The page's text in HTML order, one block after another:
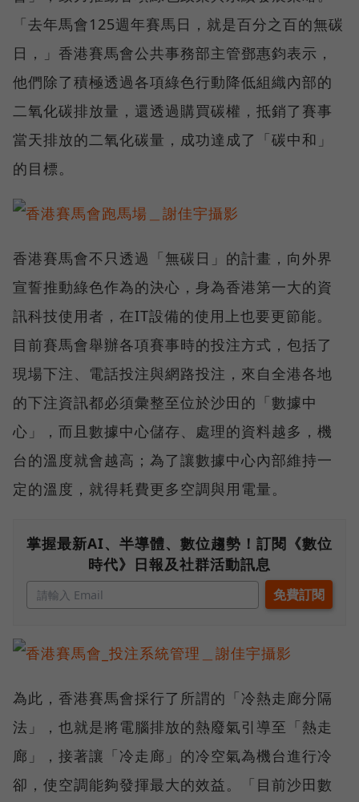
「去年馬會125週年賽馬日，就是百分之百的無碳
日，」香港賽馬會公共事務部主管鄧惠鈞表示，
他們除了積極透過各項綠色行動降低組織內部的
二氧化碳排放量，還透過購買碳權，抵銷了賽事
當天排放的二氧化碳量，成功達成了「碳中和」
的目標。
香港賽馬會不只透過「無碳日」的計畫，向外界
宣誓推動綠色作為的決心，身為香港第一大的資
訊科技使用者，在IT設備的使用上也要更節能。
目前賽馬會舉辦各項賽事時的投注方式，包括了
現場下注、電話投注與網路投注，來自全港各地
的下注資訊都必須彙整至位於沙田的「數據中
心」，而且數據中心儲存、處理的資料越多，機
台的溫度就會越高；為了讓數據中心內部維持一
定的溫度，就得耗費更多空調與用電量。
掌握最新AI、半導體、數位趨勢！訂閱《數位
時代》日報及社群活動訊息
為此，香港賽馬會採行了所謂的「冷熱走廊分隔
法」，也就是將電腦排放的熱廢氣引導至「熱走
廊」，接著讓「冷走廊」的冷空氣為機台進行冷
卻，使空調能夠發揮最大的效益。「目前沙田數